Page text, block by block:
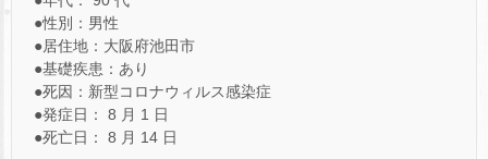
●性別：男性
●居住地：大阪府池田市
●基礎疾患：あり
●死因：新型コロナウィルス感染症
●発症日： 8 月 1 日
●死亡日： 8 月 14 日